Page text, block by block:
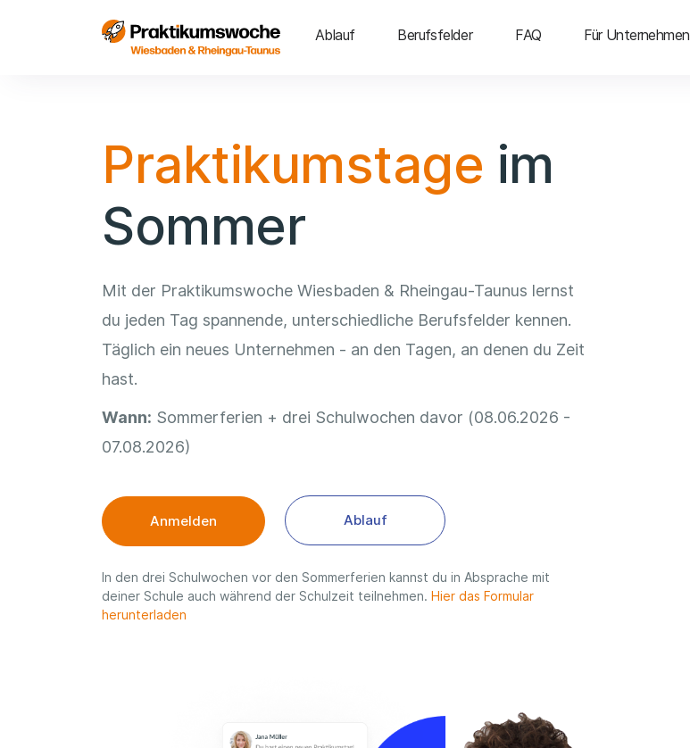
Ablauf Berufsfelder FAQ Für Unternehmen
Praktikumstage im
Sommer
Mit der Praktikumswoche Wiesbaden & Rheingau-Taunus lernst
du jeden Tag spannende, unterschiedliche Berufsfelder kennen.
Täglich ein neues Unternehmen - an den Tagen, an denen du Zeit
hast.
Wann: Sommerferien + drei Schulwochen davor (08.06.2026 -
07.08.2026)
Anmelden Ablauf
In den drei Schulwochen vor den Sommerferien kannst du in Absprache mit
deiner Schule auch während der Schulzeit teilnehmen. Hier das Formular
herunterladen